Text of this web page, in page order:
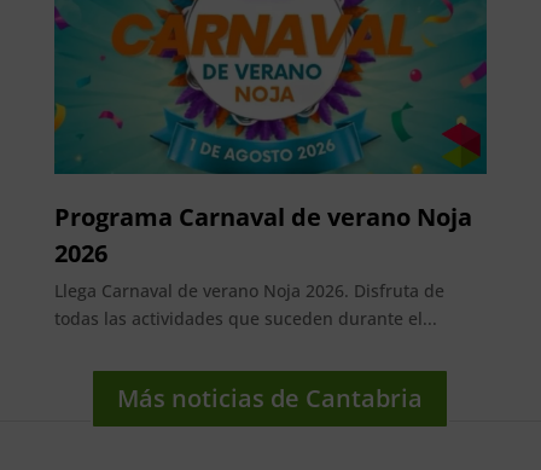
Programa Carnaval de verano Noja
2026
Llega Carnaval de verano Noja 2026. Disfruta de
todas las actividades que suceden durante el...
Más noticias de Cantabria